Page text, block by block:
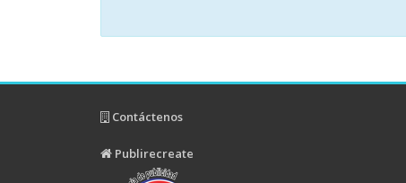
Contáctenos
Publirecreate